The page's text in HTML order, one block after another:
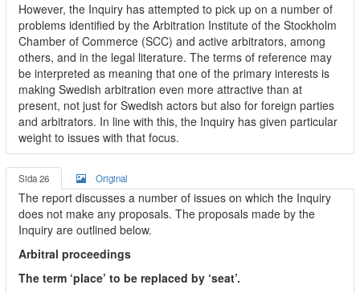
However, the Inquiry has attempted to pick up on a number of
problems identified by the Arbitration Institute of the Stockholm
Chamber of Commerce (SCC) and active arbitrators, among
others, and in the legal literature. The terms of reference may
be interpreted as meaning that one of the primary interests is
making Swedish arbitration even more attractive than at
present, not just for Swedish actors but also for foreign parties
and arbitrators. In line with this, the Inquiry has given particular
weight to issues with that focus.
Sida 26 Original
The report discusses a number of issues on which the Inquiry
does not make any proposals. The proposals made by the
Inquiry are outlined below.
Arbitral proceedings
The term ‘place’ to be replaced by ‘seat’.